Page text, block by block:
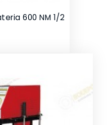
600 NM 1/2